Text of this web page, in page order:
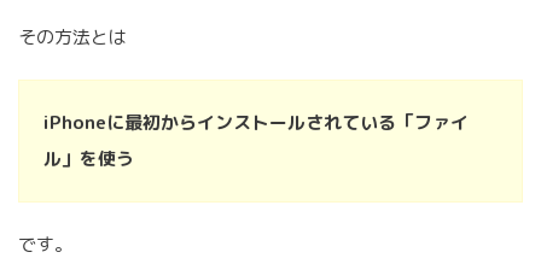
その方法とは
iPhoneに最初からインストールされている「ファイ
ル」を使う
です。